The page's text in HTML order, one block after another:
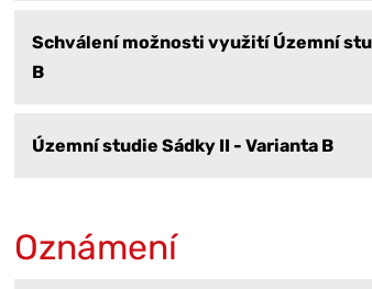
Schválení možnosti využití Územní
B
Územní studie Sádky II - Varianta B
Oznámení